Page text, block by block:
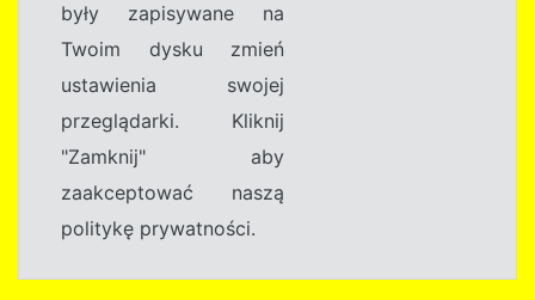
były zapisywane na
Twoim dysku zmień
ustawienia swojej
przeglądarki. Kliknij
"Zamknij" aby
zaakceptować naszą
politykę prywatności.